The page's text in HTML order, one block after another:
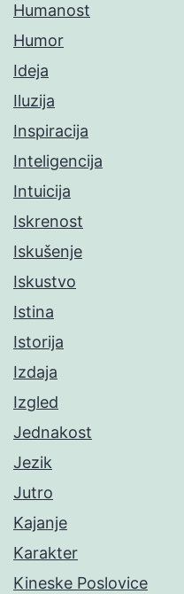
Humanost
Humor
Ideja
Iluzija
Inspiracija
Inteligencija
Intuicija
Iskrenost
Iskušenje
Iskustvo
Istina
Istorija
Izdaja
Izgled
Jednakost
Jezik
Jutro
Kajanje
Karakter
Kineske Poslovice